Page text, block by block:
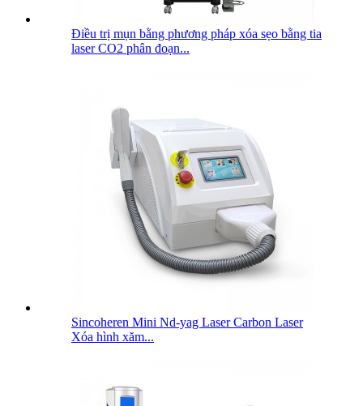
Điều trị mụn bằng phương pháp xóa sẹo bằng tia
laser CO2 phân đoạn...
Sincoheren Mini Nd-yag Laser Carbon Laser
Xóa hình xăm...